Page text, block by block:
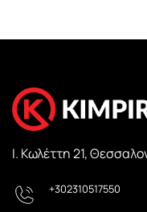
Ι. Κωλέττη 21,
+302310517550